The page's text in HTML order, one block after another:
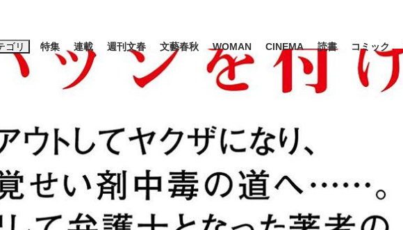
ゴリ
エンタメ ライフ ビジネス インタビュー
特集
観る将棋、読む将棋
連載 週刊文春 文藝春秋 WOMAN CINEMA 読書 コミック
キーワード入力
ワードタグ一覧
凌輝 #高市早苗 #後藤真希 #森岡毅 #城彰二 #内田有紀
#亀和田武